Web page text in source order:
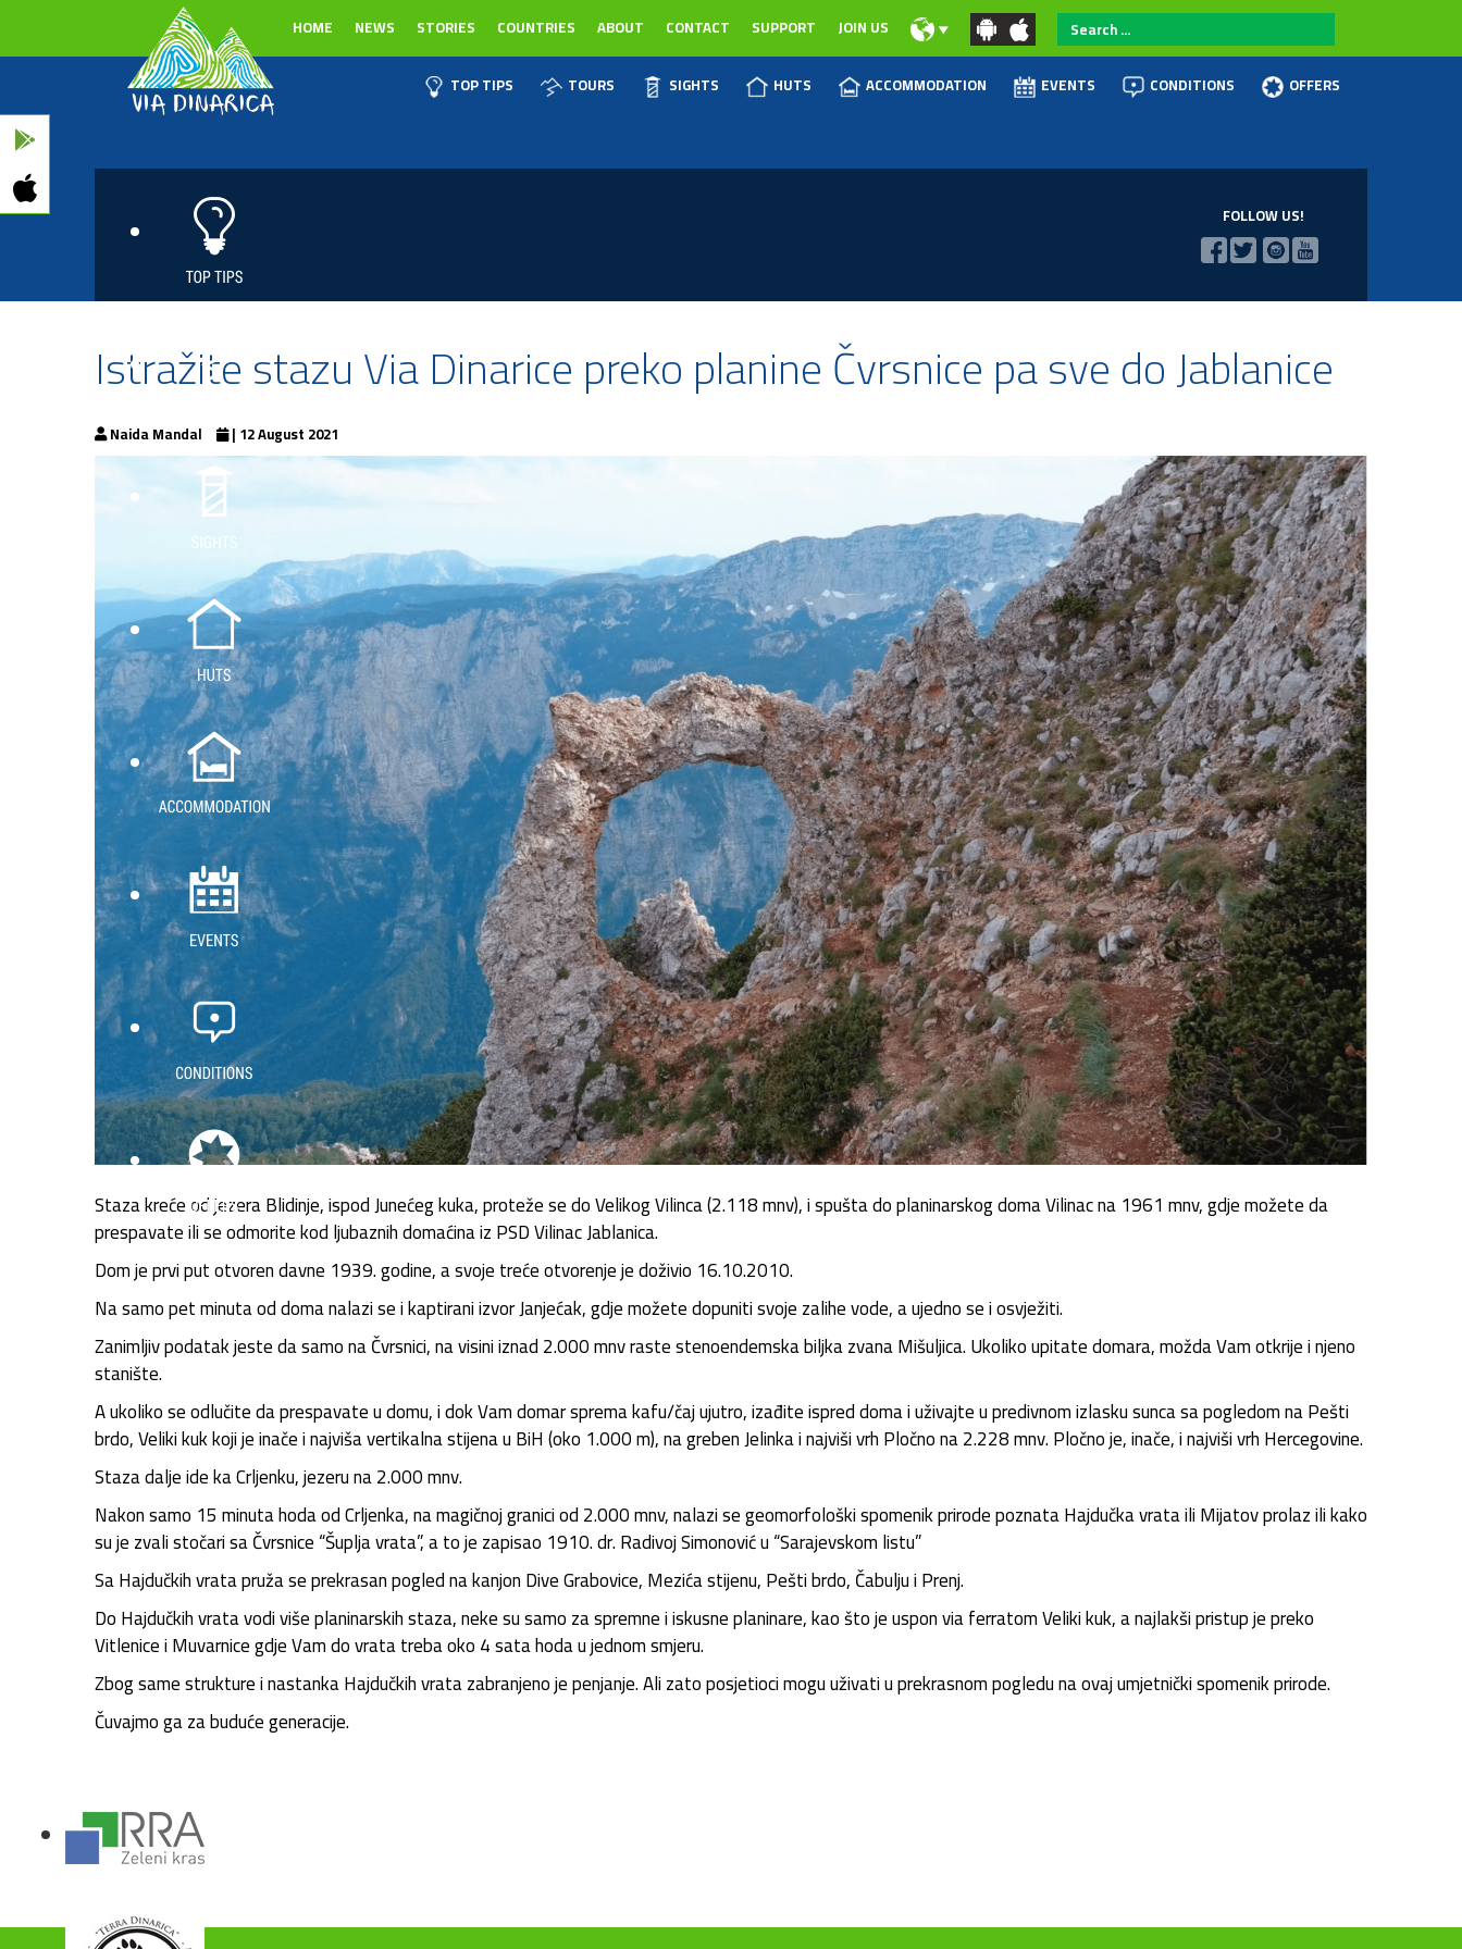
HOME NEWS STORIES COUNTRIES ABOUT CONTACT SUPPORT JOIN US
Search
...
TOP TIPS TOURS SIGHTS HUTS ACCOMMODATION EVENTS CONDITIONS OFFERS
FOLLOW US!
Istražite stazu Via Dinarice preko planine Čvrsnice pa sve do Jablanice
Naida Mandal | 12 August 2021
Staza kreće od jezera Blidinje, ispod Junećeg kuka, proteže se do Velikog Vilinca (2.118 mnv), i spušta do planinarskog doma Vilinac na 1961 mnv, gdje možete da
prespavate ili se odmorite kod ljubaznih domaćina iz PSD Vilinac Jablanica.
Dom je prvi put otvoren davne 1939. godine, a svoje treće otvorenje je doživio 16.10.2010.
Na samo pet minuta od doma nalazi se i kaptirani izvor Janjećak, gdje možete dopuniti svoje zalihe vode, a ujedno se i osvježiti.
Zanimljiv podatak jeste da samo na Čvrsnici, na visini iznad 2.000 mnv raste stenoendemska biljka zvana Mišuljica. Ukoliko upitate domara, možda Vam otkrije i njeno
stanište.
A ukoliko se odlučite da prespavate u domu, i dok Vam domar sprema kafu/čaj ujutro, izađite ispred doma i uživajte u predivnom izlasku sunca sa pogledom na Pešti
brdo, Veliki kuk koji je inače i najviša vertikalna stijena u BiH (oko 1.000 m), na greben Jelinka i najviši vrh Pločno na 2.228 mnv. Pločno je, inače, i najviši vrh Hercegovine.
Staza dalje ide ka Crljenku, jezeru na 2.000 mnv.
Nakon samo 15 minuta hoda od Crljenka, na magičnoj granici od 2.000 mnv, nalazi se geomorfološki spomenik prirode poznata Hajdučka vrata ili Mijatov prolaz ili kako
su je zvali stočari sa Čvrsnice “Šuplja vrata”, a to je zapisao 1910. dr. Radivoj Simonović u “Sarajevskom listu”
Sa Hajdučkih vrata pruža se prekrasan pogled na kanjon Dive Grabovice, Mezića stijenu, Pešti brdo, Čabulju i Prenj.
Do Hajdučkih vrata vodi više planinarskih staza, neke su samo za spremne i iskusne planinare, kao što je uspon via ferratom Veliki kuk, a najlakši pristup je preko
Vitlenice i Muvarnice gdje Vam do vrata treba oko 4 sata hoda u jednom smjeru.
Zbog same strukture i nastanka Hajdučkih vrata zabranjeno je penjanje. Ali zato posjetioci mogu uživati u prekrasnom pogledu na ovaj umjetnički spomenik prirode.
Čuvajmo ga za buduće generacije.